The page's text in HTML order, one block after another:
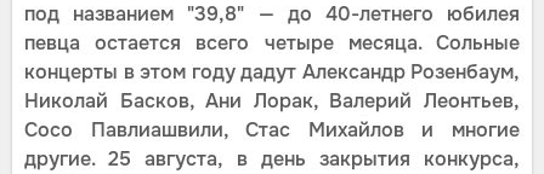
под названием "39,8" — до 40-летнего юбилея
певца остается всего четыре месяца. Сольные
концерты в этом году дадут Александр Розенбаум,
Николай Басков, Ани Лорак, Валерий Леонтьев,
Сосо Павлиашвили, Стас Михайлов и многие
другие. 25 августа, в день закрытия конкурса,